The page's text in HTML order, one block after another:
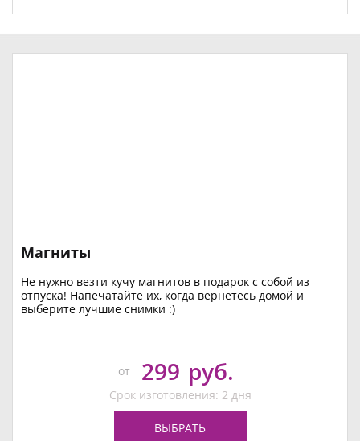
Магниты
Не нужно везти кучу магнитов в подарок с собой из
отпуска! Напечатайте их, когда вернётесь домой и
выберите лучшие снимки :)
от 299 руб.
Срок изготовления: 2 дня
ВЫБРАТЬ